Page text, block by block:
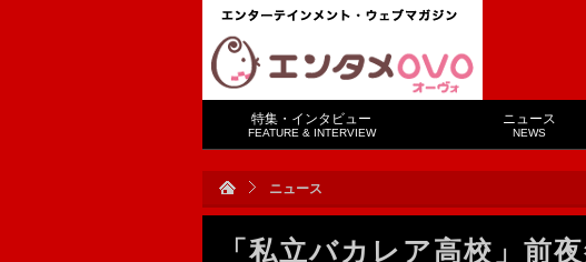
特集・インタビュー
FEATURE & INTERVIEW
ニュース
NEWS
ニュース
「私立バカレア高校」前